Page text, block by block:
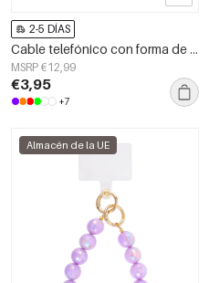
2-5 DÍAS
Cable telefónico con forma de corazón elegante
MSRP €12,99
€3,95
+7
Almacén de la UE